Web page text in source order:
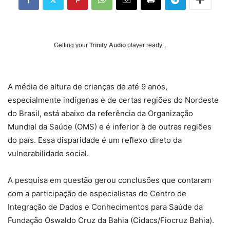
Getting your Trinity Audio player ready...
A média de altura de crianças de até 9 anos,
especialmente indígenas e de certas regiões do Nordeste
do Brasil, está abaixo da referência da Organização
Mundial da Saúde (OMS) e é inferior à de outras regiões
do país. Essa disparidade é um reflexo direto da
vulnerabilidade social.
A pesquisa em questão gerou conclusões que contaram
com a participação de especialistas do Centro de
Integração de Dados e Conhecimentos para Saúde da
Fundação Oswaldo Cruz da Bahia (Cidacs/Fiocruz Bahia).